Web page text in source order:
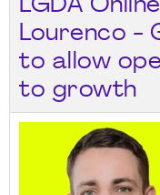
LGDA
Lourenco -
to allow
to growth